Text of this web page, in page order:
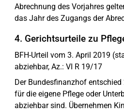
Abrechnung des Vorjahres
das Jahr des Zugangs der
4. Gerichtsurteile zu
BFH-Urteil vom 3. April 2019
abziehbar, Az.: VI R 19/17
Der Bundesfinanzhof
für die eigene Pflege oder
abziehbar sind. Übernehmen